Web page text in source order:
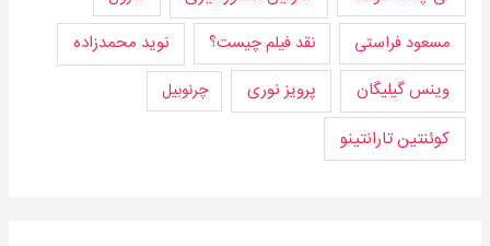
مسعود فراستی
نقد فیلم چیست؟
نوید محمدزاده
وینس گیلیگان
پرویز نوری چرنوبیل
کوئنتین تارانتینو